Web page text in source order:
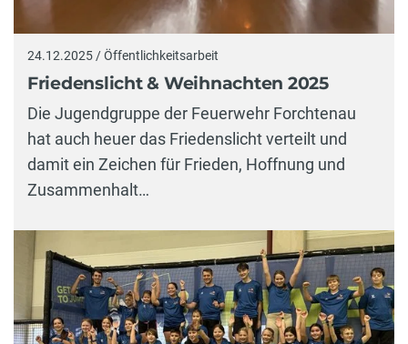
24.12.2025 / Öffentlichkeitsarbeit
Friedenslicht & Weihnachten 2025
Die Jugendgruppe der Feuerwehr Forchtenau
hat auch heuer das Friedenslicht verteilt und
damit ein Zeichen für Frieden, Hoffnung und
Zusammenhalt…